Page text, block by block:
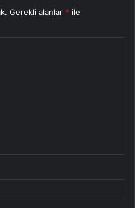
Gerekli alanlar * ile